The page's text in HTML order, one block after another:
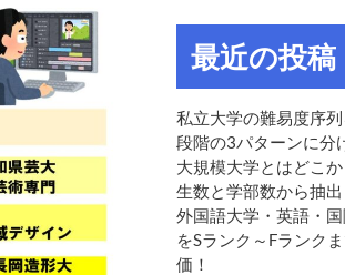
最近の投稿
私立大学の難易度序
段階の3パターンに分
大規模大学とはどこ
生数と学部数から抽出
外国語大学・英語・
をSランク～Fランク
価！